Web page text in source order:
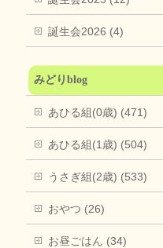
誕生会2026 (4)
みどりblog
あひる組(0歳) (471)
あひる組(1歳) (504)
うさぎ組(2歳) (533)
おやつ (26)
お昼ごはん (34)